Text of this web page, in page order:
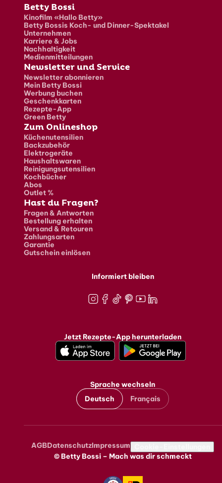
Fusszeile
Betty Bossi
Kinofilm «Hallo Betty»
Betty Bossis Koch- und Dinner-Spektakel
Unternehmen
Karriere & Jobs
Nachhaltigkeit
Medienmitteilungen
Newsletter und Service
Newsletter abonnieren
Mein Betty Bossi
Werbung buchen
Geschenkkarten
Rezepte-App
Green Betty
Zum Onlineshop
Küchenutensilien
Backzubehör
Elektrogeräte
Haushaltswaren
Reinigungsutensilien
Kochbücher
Abos
Outlet %
Hast du Fragen?
Fragen & Antworten
Bestellung erhalten
Versand & Retouren
Zahlungsarten
Garantie
Gutschein einlösen
Informiert bleiben
Jetzt Rezepte-App herunterladen
Sprache wechseln
Deutsch
Français
Metanavigation
AGBDatenschutzImpressum
© Betty Bossi – Mach was dir schmeckt